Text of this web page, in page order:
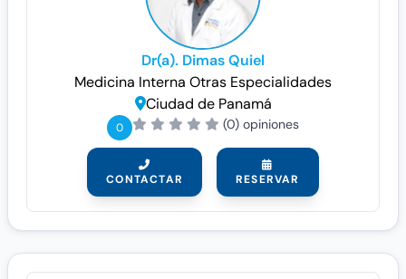
Dr(a). Dimas Quiel
Medicina Interna Otras Especialidades
Ciudad de Panamá
0 (0) opiniones
CONTACTAR RESERVAR